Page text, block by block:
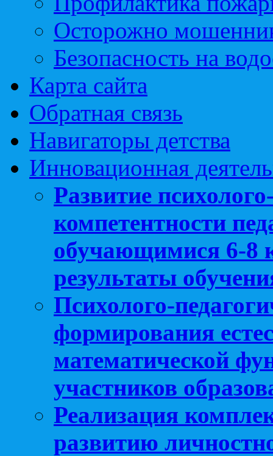
Осторожно
Безопасность на
Карта сайта
Обратная связь
Навигаторы детства
Инновационная
Развитие
компетентности
обучающимися 6-8
результаты
Психолого-
формирования
математической
участников
Реализация
развитию